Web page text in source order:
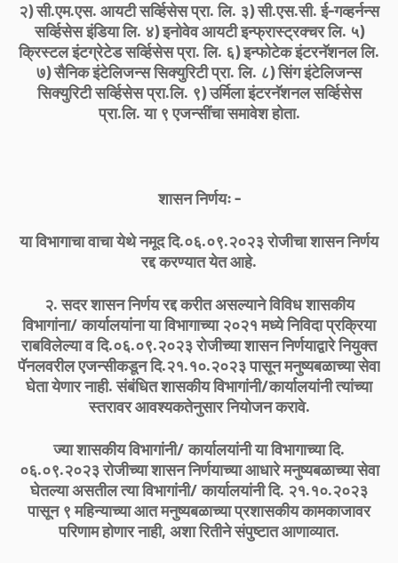
२) सी.एम.एस. आयटी सर्व्हिसेस प्रा. लि. ३) सी.एस.सी. ई-गव्हर्नन्स
सर्व्हिसेस इंडिया लि. ४) इनोवेव आयटी इन्फ्रास्ट्रक्चर लि. ५)
क्रिस्टल इंटग्रेटेड सर्व्हिसेस प्रा. लि. ६) इन्फोटेक इंटरनॅशनल लि.
७) सैनिक इंटेलिजन्स सिक्युरिटी प्रा. लि. ८) सिंग इंटेलिजन्स
सिक्युरिटी सर्व्हिसेस प्रा.लि. ९) उर्मिला इंटरनॅशनल सर्व्हिसेस
प्रा.लि. या ९ एजन्सींचा समावेश होता.
शासन निर्णयः -
या विभागाचा वाचा येथे नमूद दि.०६.०९.२०२३ रोजीचा शासन निर्णय
रद्द करण्यात येत आहे.
२. सदर शासन निर्णय रद्द करीत असल्याने विविध शासकीय
विभागांना/ कार्यालयांना या विभागाच्या २०२१ मध्ये निविदा प्रक्रिया
राबविलेल्या व दि.०६.०९.२०२३ रोजीच्या शासन निर्णयाद्वारे नियुक्त
पॅनलवरील एजन्सीकडून दि.२१.१०.२०२३ पासून मनुष्यबळाच्या सेवा
घेता येणार नाही. संबंधित शासकीय विभागांनी/कार्यालयांनी त्यांच्या
स्तरावर आवश्यकतेनुसार नियोजन करावे.
ज्या शासकीय विभागांनी/ कार्यालयांनी या विभागाच्या दि.
०६.०९.२०२३ रोजीच्या शासन निर्णयाच्या आधारे मनुष्यबळाच्या सेवा
घेतल्या असतील त्या विभागांनी/ कार्यालयांनी दि. २१.१०.२०२३
पासून ९ महिन्याच्या आत मनुष्यबळाच्या प्रशासकीय कामकाजावर
परिणाम होणार नाही, अशा रितीने संपुष्टात आणाव्यात.